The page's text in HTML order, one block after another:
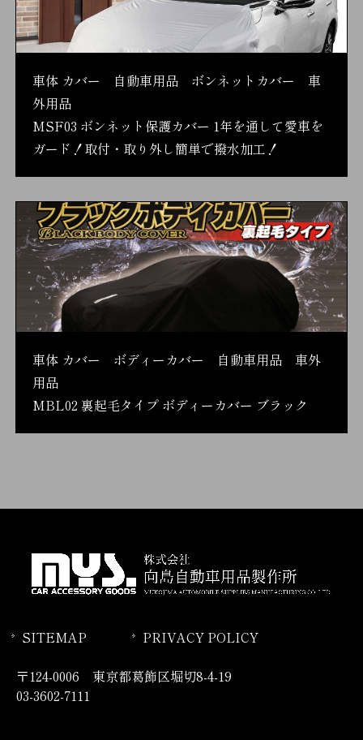
車体 カバー 自動車用品 ボンネットカバー 車
外用品
MSF03 ボンネット保護カバー 1年を通して愛車を
ガード！取付・取り外し簡単で撥水加工！
車体 カバー ボディーカバー 自動車用品 車外
用品
MBL02 裏起毛タイプ ボディーカバー ブラック
SITEMAP PRIVACY POLICY
〒124-0006 東京都葛飾区堀切8-4-19
03-3602-7111